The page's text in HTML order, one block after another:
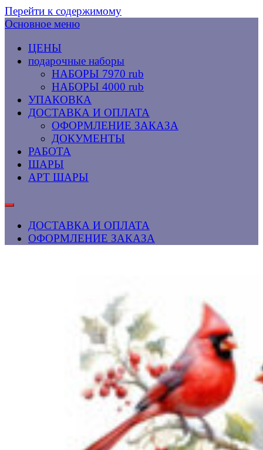
Перейти к содержимому
Основное меню
ЦЕНЫ
подарочные наборы
НАБОРЫ 7970 rub
НАБОРЫ 4000 rub
УПАКОВКА
ДОСТАВКА И ОПЛАТА
ОФОРМЛЕНИЕ ЗАКАЗА
ДОКУМЕНТЫ
РАБОТА
ШАРЫ
АРТ ШАРЫ
ДОСТАВКА И ОПЛАТА
ОФОРМЛЕНИЕ ЗАКАЗА